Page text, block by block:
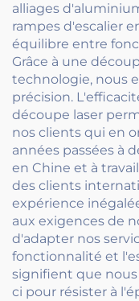
alliages
rampes d'escalier
équilibre entre
Grâce à une
technologie, nous
précision.
découpe laser
nos clients qui en
années passées à
en Chine et à
des clients
expérience
aux exigences de
d'adapter nos
fonctionnalité et
signifient que
ci pour résister à